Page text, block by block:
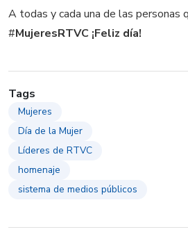
A todas y cada una de las personas
#MujeresRTVC ¡Feliz día!
Tags
Mujeres
Día de la Mujer
Líderes de RTVC
homenaje
sistema de medios públicos